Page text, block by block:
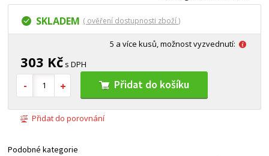
SKLADEM ( ověření dostupnosti zboží )
5 a více kusů, možnost vyzvednutí:
303 Kč s DPH
Přidat do košíku
Přidat do porovnání
Podobné kategorie